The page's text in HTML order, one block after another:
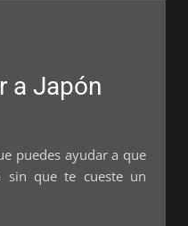
a Japón
puedes ayudar a que
sin que te cueste un